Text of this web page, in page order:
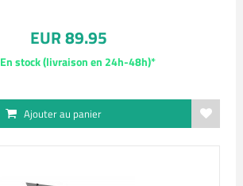
EUR 89.95
En stock (livraison en 24h-48h)*
Ajouter au panier